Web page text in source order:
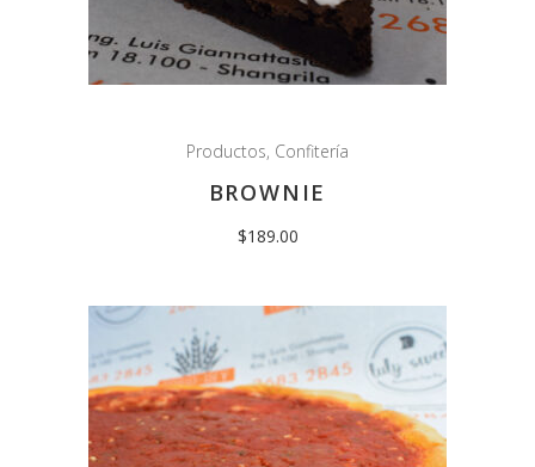
Productos, Confitería
BROWNIE
$189.00